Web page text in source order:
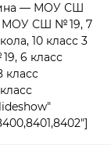
— МОУ СШ
МОУ СШ № 19, 7
10 класс 3
6 класс